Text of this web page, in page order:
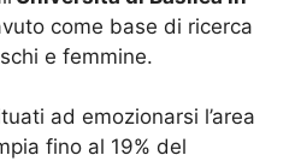
come base di ricerca
e femmine.
ad emozionarsi l’area
fino al 19% del